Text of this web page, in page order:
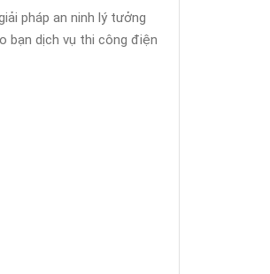
pháp an ninh lý tưởng
bạn dịch vụ thi công điện